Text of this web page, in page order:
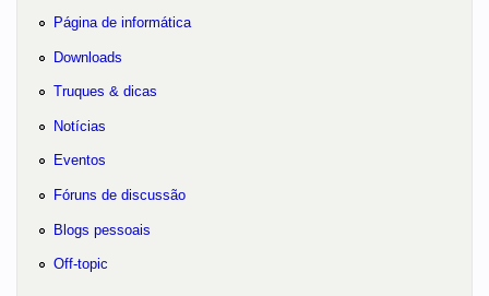
Página de informática
Downloads
Truques & dicas
Notícias
Eventos
Fóruns de discussão
Blogs pessoais
Off-topic